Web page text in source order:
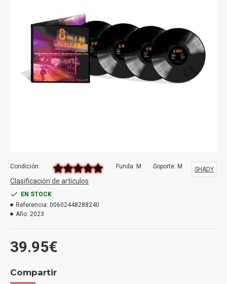
39.95€
Condición: Funda: M Soporte: M
Clasificación de artículos
EN STOCK
Referencia: 00602448288240
Año: 2023
SHADY
Compartir